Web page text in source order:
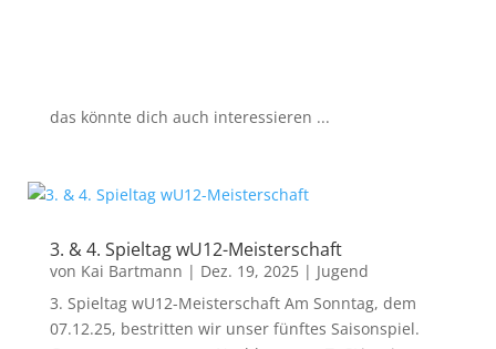
das könnte dich auch interessieren ...
3. & 4. Spieltag wU12-Meisterschaft
von Kai Bartmann | Dez. 19, 2025| Jugend
3. Spieltag wU12-Meisterschaft Am Sonntag, dem
07.12.25, bestritten wir unser fünftes Saisonspiel.